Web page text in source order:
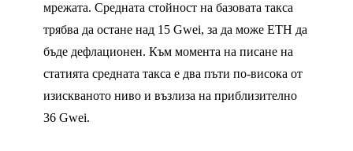
мрежата. Средната стойност на базовата такса
трябва да остане над 15 Gwei, за да може ETH да
бъде дефлационен. Към момента на писане на
статията средната такса е два пъти по-висока от
изискваното ниво и възлиза на приблизително
36 Gwei.